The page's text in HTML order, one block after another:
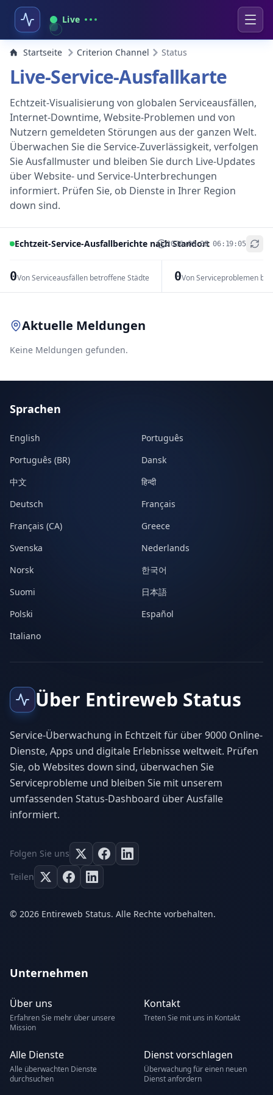
Live
Startseite Criterion Channel Status
Live-Service-Ausfallkarte
Echtzeit-Visualisierung von globalen Serviceausfällen,
Internet-Downtime, Website-Problemen und von
Nutzern gemeldeten Störungen aus der ganzen Welt.
Überwachen Sie die Service-Zuverlässigkeit, verfolgen
Sie Ausfallmuster und bleiben Sie durch Live-Updates
über Website- und Service-Unterbrechungen
informiert. Prüfen Sie, ob Dienste in Ihrer Region
down sind.
Echtzeit-Service-Ausfallberichte nach Standort
2026-08-08 06:19:05
0Von Serviceausfällen betroffene Städte 0Von Serviceproblemen
+
Aktuelle Meldungen
Keine Meldungen gefunden.
Sprachen
English
Português
Português (BR)
Dansk
中文
हिन्दी
Deutsch
Français
Français (CA)
Greece
Svenska
Nederlands
Norsk
한국어
Suomi
日本語
Polski
Español
Italiano
Über Entireweb Status
Service-Überwachung in Echtzeit für über 9000 Online-
Dienste, Apps und digitale Erlebnisse weltweit. Prüfen
Sie, ob Websites down sind, überwachen Sie
Serviceprobleme und bleiben Sie mit unserem
umfassenden Status-Dashboard über Ausfälle
informiert.
Folgen Sie uns
Teilen
© 2026 Entireweb Status. Alle Rechte vorbehalten.
Unternehmen
Über uns
Erfahren Sie mehr über unsere
Mission
Kontakt
Treten Sie mit uns in Kontakt
Alle Dienste
Alle überwachten Dienste
durchsuchen
Dienst vorschlagen
Überwachung für einen neuen
Dienst anfordern